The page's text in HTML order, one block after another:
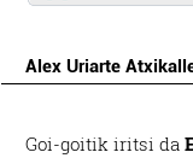
Alex Uriarte
Goi-goitik iritsi da